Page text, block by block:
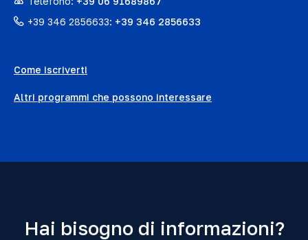
+39 346 2856633: +39 346 2856633
Come iscriverti
Altri programmi che possono interessare
Hai bisogno di informazioni?